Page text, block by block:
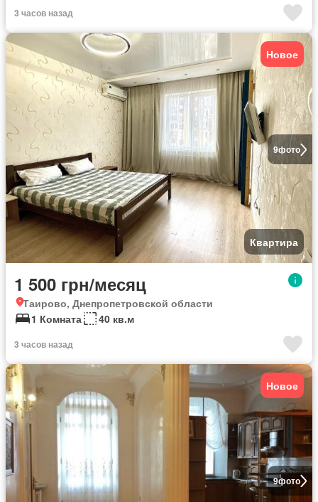
3 часов назад
9фото
Новое
Квартира
1 500 грн/месяц
Таирово, Днепропетровской области
1 Комната
40 кв.м
3 часов назад
9фото
Новое